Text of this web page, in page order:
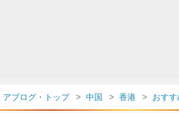
アブログ・トップ 中国 香港 おす